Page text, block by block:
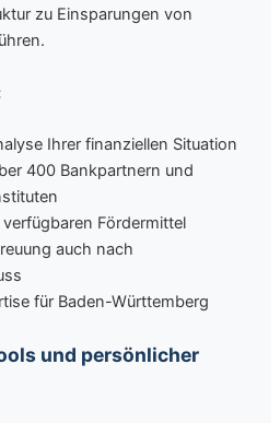
zu Einsparungen von
Ihrer finanziellen Situation
400 Bankpartnern und
Fördermittel
auch nach
für Baden-Württemberg
und persönlicher